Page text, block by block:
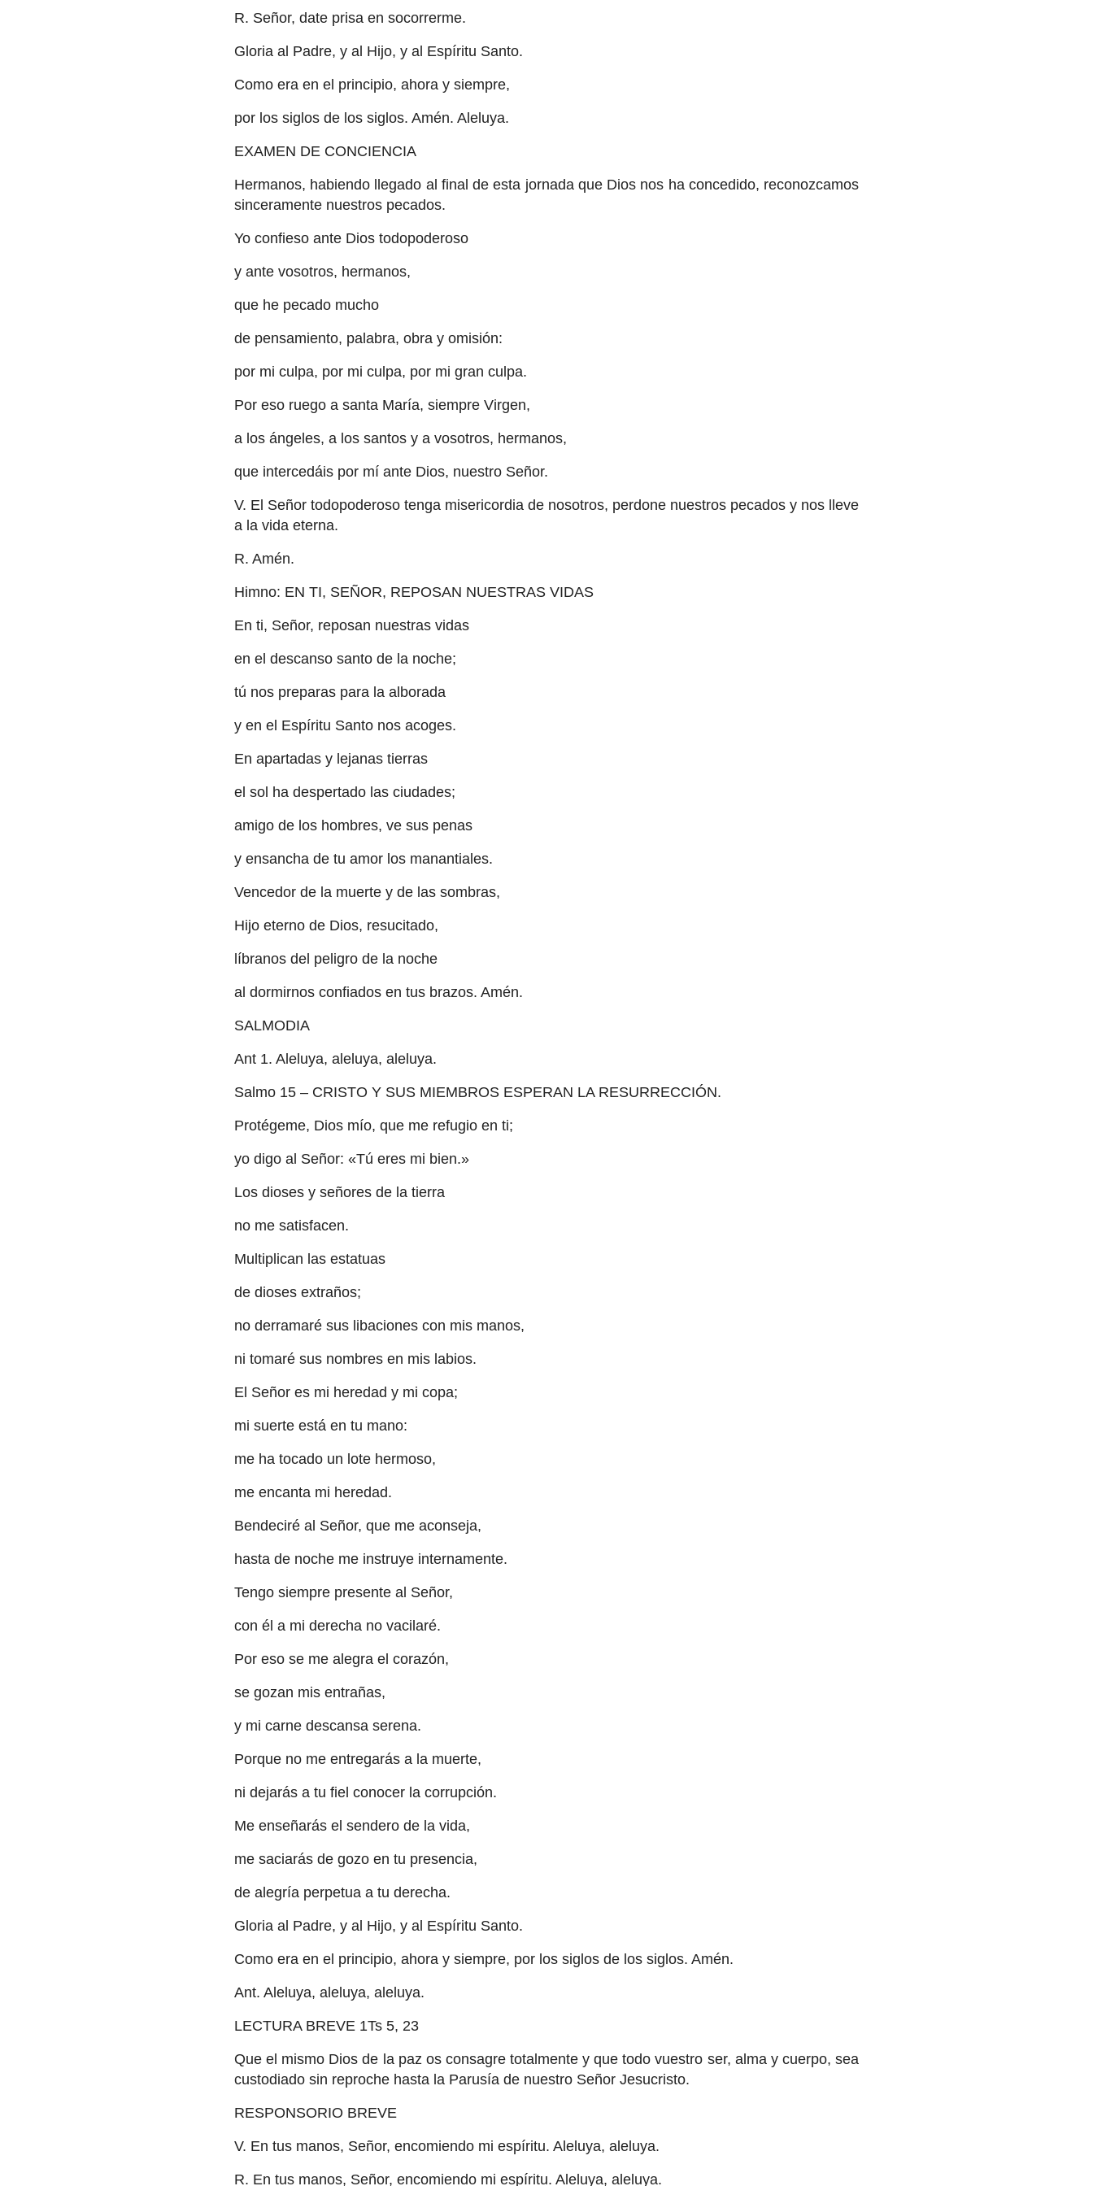
R. Señor, date prisa en socorrerme.
Gloria al Padre, y al Hijo, y al Espíritu Santo.
Como era en el principio, ahora y siempre,
por los siglos de los siglos. Amén. Aleluya.
EXAMEN DE CONCIENCIA
Hermanos, habiendo llegado al final de esta jornada que Dios nos ha concedido, reconozcamos
sinceramente nuestros pecados.
Yo confieso ante Dios todopoderoso
y ante vosotros, hermanos,
que he pecado mucho
de pensamiento, palabra, obra y omisión:
por mi culpa, por mi culpa, por mi gran culpa.
Por eso ruego a santa María, siempre Virgen,
a los ángeles, a los santos y a vosotros, hermanos,
que intercedáis por mí ante Dios, nuestro Señor.
V. El Señor todopoderoso tenga misericordia de nosotros, perdone nuestros pecados y nos lleve
a la vida eterna.
R. Amén.
Himno: EN TI, SEÑOR, REPOSAN NUESTRAS VIDAS
En ti, Señor, reposan nuestras vidas
en el descanso santo de la noche;
tú nos preparas para la alborada
y en el Espíritu Santo nos acoges.
En apartadas y lejanas tierras
el sol ha despertado las ciudades;
amigo de los hombres, ve sus penas
y ensancha de tu amor los manantiales.
Vencedor de la muerte y de las sombras,
Hijo eterno de Dios, resucitado,
líbranos del peligro de la noche
al dormirnos confiados en tus brazos. Amén.
SALMODIA
Ant 1. Aleluya, aleluya, aleluya.
Salmo 15 – CRISTO Y SUS MIEMBROS ESPERAN LA RESURRECCIÓN.
Protégeme, Dios mío, que me refugio en ti;
yo digo al Señor: «Tú eres mi bien.»
Los dioses y señores de la tierra
no me satisfacen.
Multiplican las estatuas
de dioses extraños;
no derramaré sus libaciones con mis manos,
ni tomaré sus nombres en mis labios.
El Señor es mi heredad y mi copa;
mi suerte está en tu mano:
me ha tocado un lote hermoso,
me encanta mi heredad.
Bendeciré al Señor, que me aconseja,
hasta de noche me instruye internamente.
Tengo siempre presente al Señor,
con él a mi derecha no vacilaré.
Por eso se me alegra el corazón,
se gozan mis entrañas,
y mi carne descansa serena.
Porque no me entregarás a la muerte,
ni dejarás a tu fiel conocer la corrupción.
Me enseñarás el sendero de la vida,
me saciarás de gozo en tu presencia,
de alegría perpetua a tu derecha.
Gloria al Padre, y al Hijo, y al Espíritu Santo.
Como era en el principio, ahora y siempre, por los siglos de los siglos. Amén.
Ant. Aleluya, aleluya, aleluya.
LECTURA BREVE 1Ts 5, 23
Que el mismo Dios de la paz os consagre totalmente y que todo vuestro ser, alma y cuerpo, sea
custodiado sin reproche hasta la Parusía de nuestro Señor Jesucristo.
RESPONSORIO BREVE
V. En tus manos, Señor, encomiendo mi espíritu. Aleluya, aleluya.
R. En tus manos, Señor, encomiendo mi espíritu. Aleluya, aleluya.